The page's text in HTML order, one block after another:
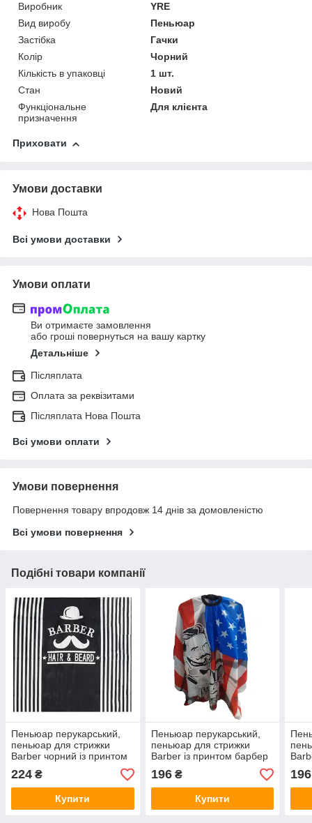
Виробник
YRE
Вид виробу
Пеньюар
Застібка
Гачки
Колір
Чорний
Кількість в упаковці
1 шт.
Стан
Новий
Функціональне
призначення
Для клієнта
Приховати
Умови доставки
Нова Пошта
Всі умови доставки
Умови оплати
Ви отримаєте замовлення
або гроші повернуться на вашу картку
Детальніше
Післяплата
Оплата за реквізитами
Післяплата Нова Пошта
Всі умови оплати
Умови повернення
Повернення товару впродовж 14 днів за домовленістю
Всі умови повернення
Подібні товари компанії
Пеньюар перукарський,
пеньюар для стрижки
Barber чорний із принтом
224 ₴
Купити
Пеньюар перукарський,
пеньюар для стрижки
Barber із принтом барбер
196₴
Купити
196